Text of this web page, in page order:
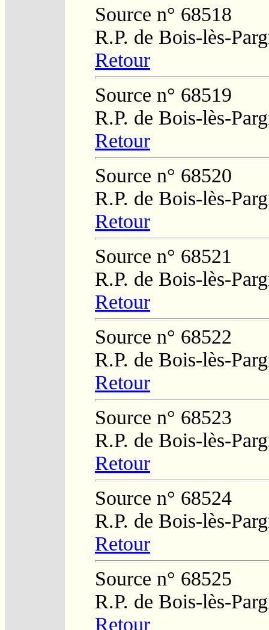
Source n° 68518
R.P. de Bois-lès-
Retour
Source n° 68519
R.P. de Bois-lès-
Retour
Source n° 68520
R.P. de Bois-lès-
Retour
Source n° 68521
R.P. de Bois-lès-
Retour
Source n° 68522
R.P. de Bois-lès-
Retour
Source n° 68523
R.P. de Bois-lès-
Retour
Source n° 68524
R.P. de Bois-lès-
Retour
Source n° 68525
R.P. de Bois-lès-
Retour